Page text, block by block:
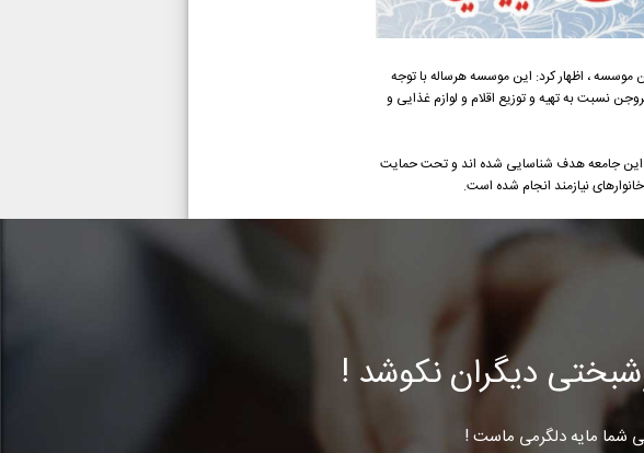
موسسه ، اظهار کرد: این موسسه هرساله با توجه
نسبت به تهیه و توزیع اقلام و لوازم غذایی و
این جامعه هدف شناسایی شده اند و تحت حمایت
نیازمند انجام شده است.
دیگران نکوشد !
شما مایه دلگرمی ماست !